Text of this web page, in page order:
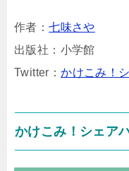
作者：七味さや
出版社：小学館
Twitter：かけこみ！
かけこみ！シェア